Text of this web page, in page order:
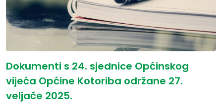
Dokumenti s 24. sjednice Općinskog
vijeća Općine Kotoriba održane 27.
veljače 2025.